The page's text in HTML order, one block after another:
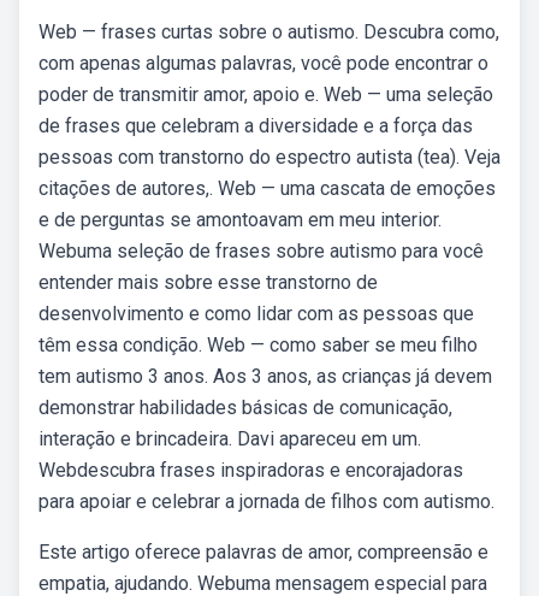
Web — frases curtas sobre o autismo. Descubra como,
com apenas algumas palavras, você pode encontrar o
poder de transmitir amor, apoio e. Web — uma seleção
de frases que celebram a diversidade e a força das
pessoas com transtorno do espectro autista (tea). Veja
citações de autores,. Web — uma cascata de emoções
e de perguntas se amontoavam em meu interior.
Webuma seleção de frases sobre autismo para você
entender mais sobre esse transtorno de
desenvolvimento e como lidar com as pessoas que
têm essa condição. Web — como saber se meu filho
tem autismo 3 anos. Aos 3 anos, as crianças já devem
demonstrar habilidades básicas de comunicação,
interação e brincadeira. Davi apareceu em um.
Webdescubra frases inspiradoras e encorajadoras
para apoiar e celebrar a jornada de filhos com autismo.
Este artigo oferece palavras de amor, compreensão e
empatia, ajudando. Webuma mensagem especial para